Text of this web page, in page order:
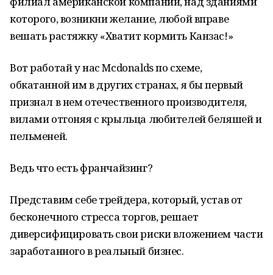
которого, возникни желание, любой вправе
вешать растяжку «Хватит кормить Канзас!»
Вот работай у нас Mcdonalds по схеме,
обкатанной им в других странах, я бы первый
признал в нем отечественного производителя,
вилами отгоняя с крыльца любителей беляшей и
пельменей.
Ведь что есть франчайзинг?
Представим себе трейдера, который, устав от
бесконечного стресса торгов, решает
диверсифицировать свои риски вложением части
заработанного в реальный бизнес.